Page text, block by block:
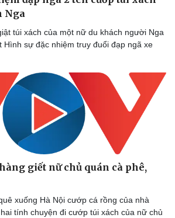
Nga
túi xách của một nữ du khách người Nga
Hình sự đặc nhiệm truy đuổi đạp ngã xe
giết nữ chủ quán cà phê,
xuống Hà Nội cướp cá rồng của nhà
tính chuyện đi cướp túi xách của nữ chủ